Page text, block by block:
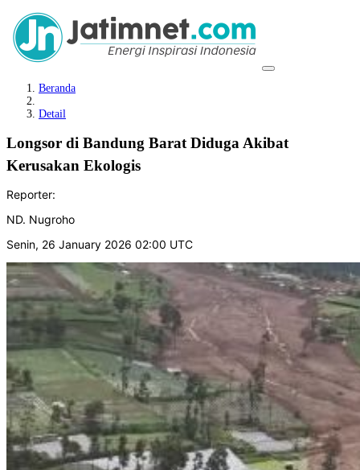
Beranda
Detail
Longsor di Bandung Barat Diduga Akibat
Kerusakan Ekologis
Reporter:
ND. Nugroho
Senin, 26 January 2026 02:00 UTC